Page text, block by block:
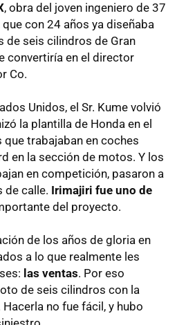
, obra del joven ingeniero de 37
con 24 años ya diseñaba
de seis cilindros de Gran
convertiría en el director
Co.
Unidos, el Sr. Kume volvió
la plantilla de Honda en el
trabajaban en coches
en la sección de motos. Y los
en competición, pasaron a
de calle. Irimajiri fue uno de
del proyecto.
de los años de gloria en
a lo que realmente les
las ventas. Por eso
de seis cilindros con la
no fue fácil, y hubo